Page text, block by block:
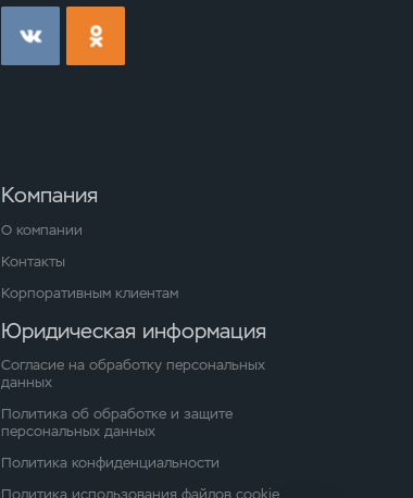
Компания
О компании
Контакты
Корпоративным клиентам
Юридическая информация
Согласие на обработку персональных
данных
Политика об обработке и защите
персональных данных
Политика конфиденциальности